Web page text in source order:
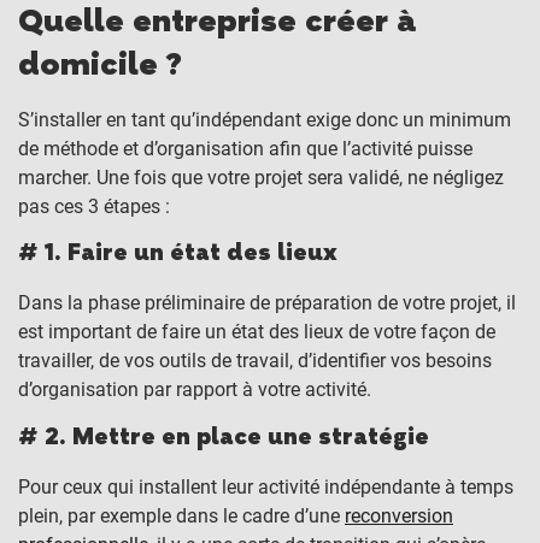
Quelle entreprise créer à
domicile ?
S’installer en tant qu’indépendant exige donc un minimum
de méthode et d’organisation afin que l’activité puisse
marcher. Une fois que votre projet sera validé, ne négligez
pas ces 3 étapes :
# 1. Faire un état des lieux
Dans la phase préliminaire de préparation de votre projet, il
est important de faire un état des lieux de votre façon de
travailler, de vos outils de travail, d’identifier vos besoins
d’organisation par rapport à votre activité.
# 2. Mettre en place une stratégie
Pour ceux qui installent leur activité indépendante à temps
plein, par exemple dans le cadre d’une reconversion